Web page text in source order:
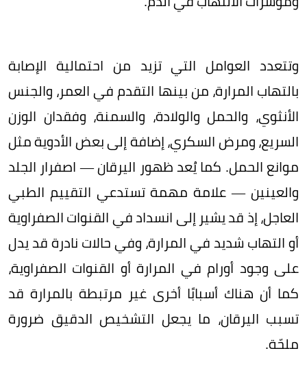
وتتعدد العوامل التي تزيد من احتمالية الإصابة
بالتهاب المرارة، من بينها التقدم في العمر، والجنس
الأنثوي، والحمل والولادة، والسمنة، وفقدان الوزن
السريع، ومرض السكري، إضافة إلى بعض الأدوية مثل
موانع الحمل. كما يُعد ظهور اليرقان — اصفرار الجلد
والعينين — علامة مهمة تستدعي التقييم الطبي
العاجل، إذ قد يشير إلى انسداد في القنوات الصفراوية
أو التهاب شديد في المرارة، وفي حالات نادرة قد يدل
على وجود أورام في المرارة أو القنوات الصفراوية،
كما أن هناك أسبابًا أخرى غير مرتبطة بالمرارة قد
تسبب اليرقان، ما يجعل التشخيص الدقيق ضرورة
ملحّة.